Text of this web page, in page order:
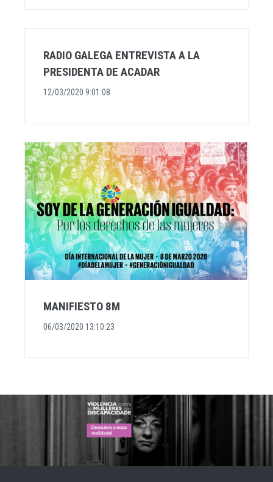
RADIO GALEGA ENTREVISTA A LA
PRESIDENTA DE ACADAR
12/03/2020 9:01:08
MANIFIESTO 8M
06/03/2020 13:10:23